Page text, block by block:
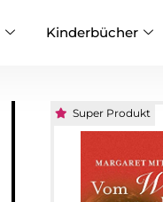
Kinderbücher
Super Produkt